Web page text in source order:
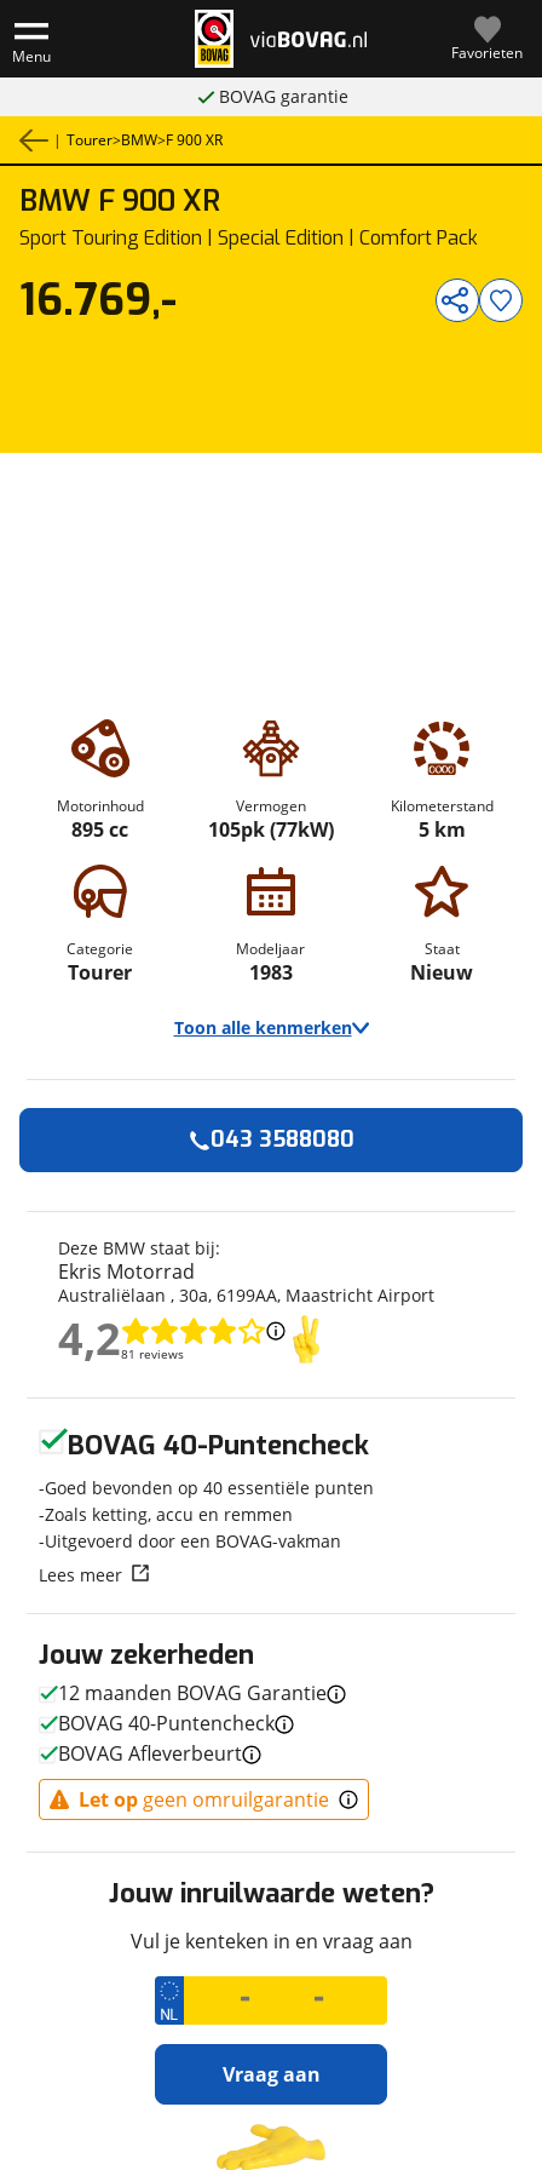
Menu Favorieten
BOVAG garantie
| Tourer>BMW>F 900 XR
BMW F 900 XR
Sport Touring Edition | Special Edition | Comfort Pack
Motorinhoud
895 cc
Vermogen
105pk (77kW)
Kilometerstand
5 km
Categorie
Tourer
Modeljaar
1983
Staat
Nieuw
Toon alle kenmerken
Merk
BMW
Model
Kenteken
Kilometerstand
5 km
Bouwjaar
2026
1983
Categorie
Tourer
Geschikt voor
A rijbewijs
Nieuw of occasion
Nieuw
Techniek
Transmissie
Aantal versnellingen
6
Motorinhoud
895 cc
Aantal cilinders
Vermogen
105pk (77kW)
Topsnelheid
200 km/u
Aandrijving
Achterwiel
Afmetingen en gewicht
Massa ledig voertuig
16.769,-
Deze BMW staat bij:
Ekris Motorrad
Australiëlaan , 30a, 6199AA, Maastricht Airport
4,281 reviews
4,2
043 3588080
Jouw zekerheden
12 maanden BOVAG Garantie
BOVAG 40-Puntencheck
BOVAG Afleverbeurt
Let op geen omruilgarantie
Jouw inruilwaarde weten?
Vul je kenteken in en vraag aan
Vraag aan
BOVAG 40-Puntencheck
Goed bevonden op 40 essentiële punten
Zoals ketting, accu en remmen
Uitgevoerd door een BOVAG-vakman
Lees meer